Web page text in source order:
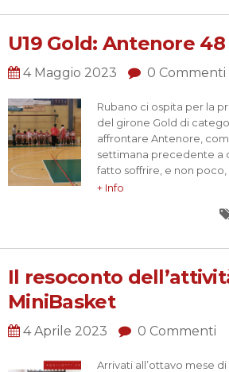
U19 Gold: Antenore 48
4 Maggio 2023 0 Commenti
Rubano ci ospita per la
del girone Gold di
affrontare Antenore,
settimana precedente a
fatto soffrire, e non poco,
perdendo di un solo
parziale che ci porta
+ Info
Il resoconto
MiniBasket
4 Aprile 2023 0 Commenti
Arrivati all’ottavo mese